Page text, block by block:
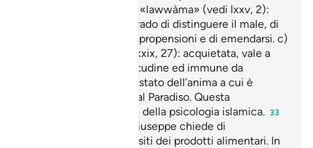
«propensa al male». b) «lawwàma» (vedi lxxv, 2):
consapevole, cioè in grado di distinguere il male, di
accusare le sue stesse propensioni e di emendarsi. c)
«mutma’inna» (vedi lxxxix, 27): acquietata, vale a
dire radicata nella rettitudine ed immune da
seduzione. È questo lo stato dell’anima a cui è
concesso di accedere al Paradiso. Questa
tripartizione è alla base della psicologia islamica. 33
«i tesori della terra»: Giuseppe chiede di
sovraintendere ai depositi dei prodotti alimentari. In